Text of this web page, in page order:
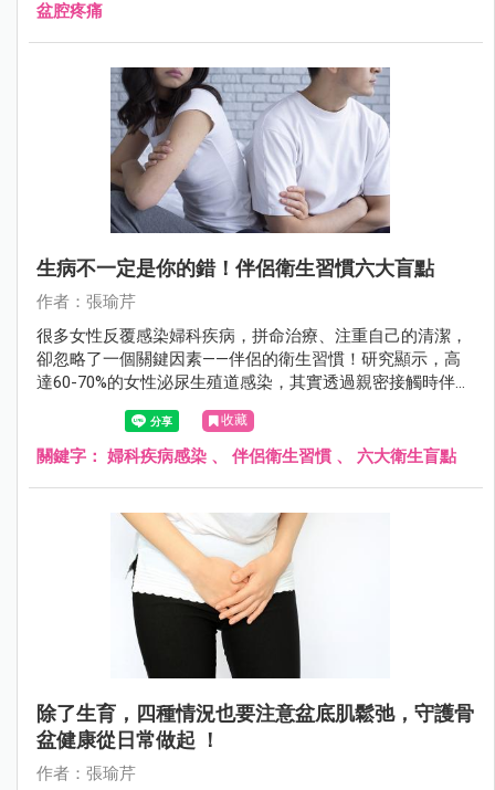
盆腔疼痛
生病不一定是你的錯！伴侶衛生習慣六大盲點
作者：張瑜芹
很多女性反覆感染婦科疾病，拼命治療、注重自己的清潔，
卻忽略了一個關鍵因素——伴侶的衛生習慣！研究顯示，高
達60-70%的女性泌尿生殖道感染，其實透過親密接觸時伴侶
帶來的細菌、病毒或黴菌造成。
收藏
關鍵字： 婦科疾病感染 、 伴侶衛生習慣 、 六大衛生盲點
除了生育，四種情況也要注意盆底肌鬆弛，守護骨
盆健康從日常做起 ！
作者：張瑜芹